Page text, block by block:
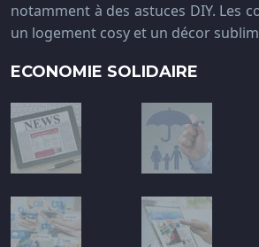
notamment à des astuces DIY. Les
un logement cosy et un décor
ECONOMIE SOLIDAIRE